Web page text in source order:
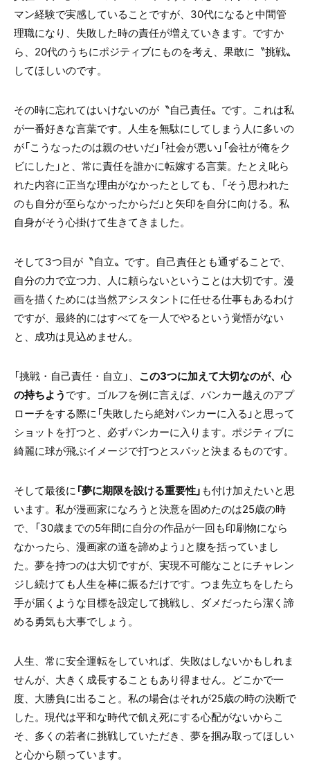
マン経験で実感していることですが、 30代になると中間管
理職になり、失敗した時の責任が増えていきます。ですか
ら、 20代のうちにポジティブにものを考え、果敢に〝挑戦〟
してほしいのです。
その時に忘れてはいけないのが〝自己責任〟です。これは私
が一番好きな言葉です。人生を無駄にしてしまう人に多いの
が「こうなったのは親のせいだ」「社会が悪い」「会社が俺をク
ビにした」と、常に責任を誰かに転嫁する言葉。たとえ叱ら
れた内容に正当な理由がなかったとしても、「そう思われた
のも自分が至らなかったからだ」と矢印を自分に向ける。私
自身がそう心掛けて生きてきました。
そして3つ目が〝自立〟です。自己責任とも通ずることで、
自分の力で立つ力、人に頼らないということは大切です。漫
画を描くためには当然アシスタントに任せる仕事もあるわけ
ですが、最終的にはすべてを一人でやるという覚悟がない
と、成功は見込めません。
「挑戦・自己責任・自立」、 この3つに加えて大切なのが、心
の持ちようです。ゴルフを例に言えば、バンカー越えのアプ
ローチをする際に「失敗したら絶対バンカーに入る」と思って
ショットを打つと、必ずバンカーに入ります。ポジティブに
綺麗に球が飛ぶイメージで打つとスパッと決まるものです。
そして最後に「夢に期限を設ける重要性」も付け加えたいと思
います。私が漫画家になろうと決意を固めたのは25歳の時
で、「30歳までの5年間に自分の作品が一回も印刷物になら
なかったら、漫画家の道を諦めよう」と腹を括っていまし
た。夢を持つのは大切ですが、実現不可能なことにチャレン
ジし続けても人生を棒に振るだけです。つま先立ちをしたら
手が届くような目標を設定して挑戦し、ダメだったら潔く諦
める勇気も大事でしょう。
人生、常に安全運転をしていれば、失敗はしないかもしれま
せんが、大きく成長することもあり得ません。どこかで一
度、大勝負に出ること。私の場合はそれが25歳の時の決断で
した。現代は平和な時代で飢え死にする心配がないからこ
そ、多くの若者に挑戦していただき、夢を掴み取ってほしい
と心から願っています。